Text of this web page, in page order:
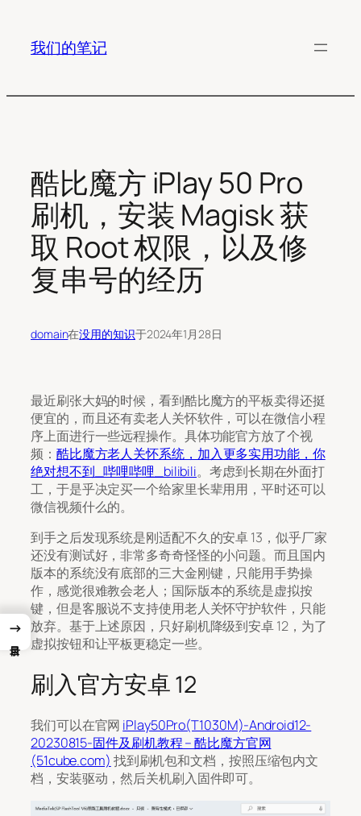
我们的笔记
酷比魔方 iPlay 50 Pro
刷机，安装 Magisk 获
取 Root 权限，以及修
复串号的经历
domain在没用的知识于2024年1月28日
最近刷张大妈的时候，看到酷比魔方的平板卖得还挺
便宜的，而且还有卖老人关怀软件，可以在微信小程
序上面进行一些远程操作。具体功能官方放了个视
频： 酷比魔方老人关怀系统，加入更多实用功能，你
绝对想不到_哔哩哔哩_bilibili。考虑到长期在外面打
工，于是乎决定买一个给家里长辈用用，平时还可以
微信视频什么的。
到手之后发现系统是刚适配不久的安卓 13，似乎厂家
还没有测试好，非常多奇奇怪怪的小问题。而且国内
版本的系统没有底部的三大金刚键，只能用手势操
作，感觉很难教会老人；国际版本的系统是虚拟按
键，但是客服说不支持使用老人关怀守护软件，只能
放弃。基于上述原因，只好刷机降级到安卓 12，为了
虚拟按钮和让平板更稳定一些。
刷入官方安卓 12
我们可以在官网 iPlay50Pro(T1030M)-Android12-
20230815-固件及刷机教程 – 酷比魔方官网
(51cube.com) 找到刷机包和文档，按照压缩包内文
档，安装驱动，然后关机刷入固件即可。
→